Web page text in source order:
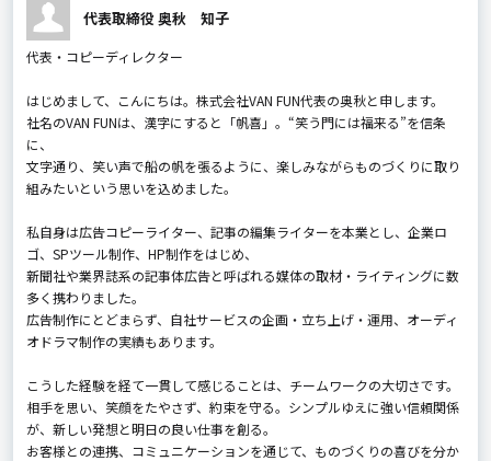
代表取締役 奥秋 知子
代表・コピーディレクター
はじめまして、こんにちは。株式会社VAN FUN代表の奥秋と申します。
社名のVAN FUNは、漢字にすると「帆喜」。“笑う門には福来る”を信条
に、
文字通り、笑い声で船の帆を張るように、楽しみながらものづくりに取り
組みたいという思いを込めました。
私自身は広告コピーライター、記事の編集ライターを本業とし、企業ロ
ゴ、SPツール制作、HP制作をはじめ、
新聞社や業界誌系の記事体広告と呼ばれる媒体の取材・ライティングに数
多く携わりました。
広告制作にとどまらず、自社サービスの企画・立ち上げ・運用、オーディ
オドラマ制作の実績もあります。
こうした経験を経て一貫して感じることは、チームワークの大切さです。
相手を思い、笑顔をたやさず、約束を守る。シンプルゆえに強い信頼関係
が、新しい発想と明日の良い仕事を創る――。
お客様との連携、コミュニケーションを通じて、ものづくりの喜びを分か